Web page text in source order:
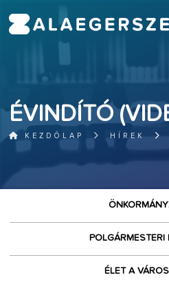
ÉVINDÍTÓ
KEZDŐLAP HÍREK
POLGÁRMESTERI
ÉLET A